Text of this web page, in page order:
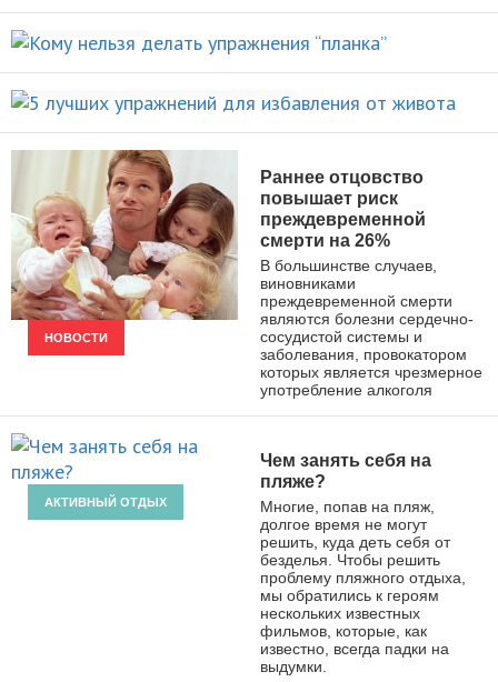
ВИДЫ СПОРТА
“планка”
НОВОСТИ
5 лучших упражнений для
избавления от живота
ПОХУДЕНИЕ
НОВОСТИ
Раннее отцовство
повышает риск
преждевременной
смерти на 26%
В большинстве случаев,
виновниками
преждевременной смерти
являются болезни сердечно-
сосудистой системы и
заболевания, провокатором
которых является чрезмерное
употребление алкоголя
АКТИВНЫЙ ОТДЫХ
Чем занять себя на
пляже?
Многие, попав на пляж,
долгое время не могут
решить, куда деть себя от
безделья. Чтобы решить
проблему пляжного отдыха,
мы обратились к героям
нескольких известных
фильмов, которые, как
известно, всегда падки на
выдумки.